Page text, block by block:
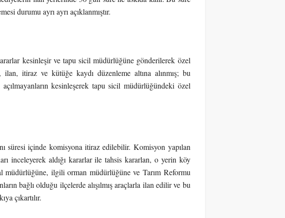
durumu ayrı ayrı açıklanmıştır.
kesinleşir ve tapu sicil müdürlüğüne gönderilerek özel
itiraz ve kütüğe kaydı düzenleme altına alınmış; bu
kesinleşerek tapu sicil müdürlüğündeki özel
süresi içinde komisyona itiraz edilebilir.Komisyon yapılan
inceleyerek aldığı kararlar ile tahsis kararlan, o yerin köy
müdürlüğüne, ilgili orman müdürlüğüne ve Tarım Reformu
bağlı olduğu ilçelerde alışılmış araçlarla ilan edilir ve bu
çıkartılır.